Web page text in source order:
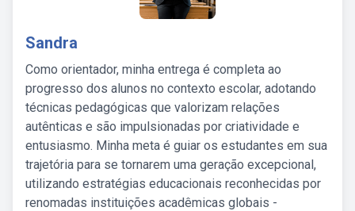
Sandra
Como orientador, minha entrega é completa ao
progresso dos alunos no contexto escolar, adotando
técnicas pedagógicas que valorizam relações
autênticas e são impulsionadas por criatividade e
entusiasmo. Minha meta é guiar os estudantes em sua
trajetória para se tornarem uma geração excepcional,
utilizando estratégias educacionais reconhecidas por
renomadas instituições acadêmicas globais -